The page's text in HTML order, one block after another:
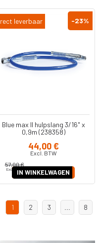
-23%
leverbaar
Blue max II hulpslang 3/16" x
0,9m (238358)
44,00 €
Excl. BTW
57,00 €
Excl. BTWIN WINKELWAGEN
1 2 3 8